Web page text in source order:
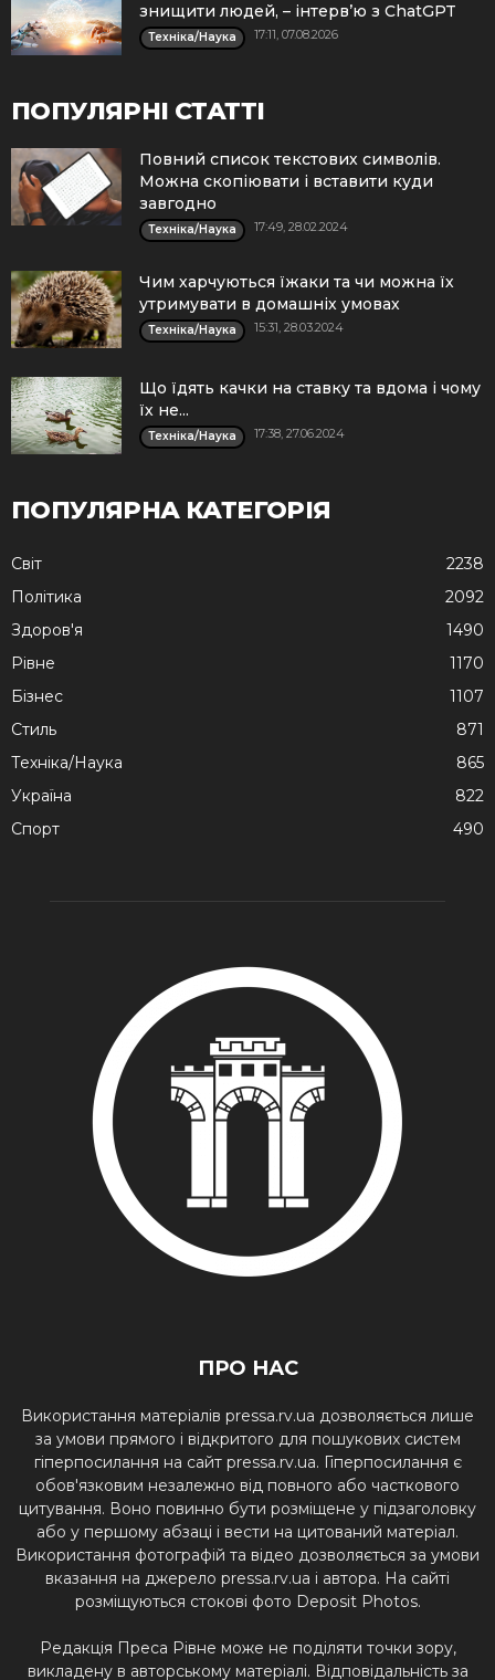
знищити людей, – інтерв’ю з ChatGPT
Техніка/Наука 17:11, 07.08.2026
ПОПУЛЯРНІ СТАТТІ
Повний список текстових символів.
Можна скопіювати і вставити куди
завгодно
Техніка/Наука 17:49, 28.02.2024
Чим харчуються їжаки та чи можна їх
утримувати в домашніх умовах
Техніка/Наука 15:31, 28.03.2024
Що їдять качки на ставку та вдома і чому
їх не...
Техніка/Наука 17:38, 27.06.2024
ПОПУЛЯРНА КАТЕГОРІЯ
Cвіт
2238
Політика
2092
Здоров'я
1490
Рівне
1170
Бізнес
1107
Стиль
871
Техніка/Наука
865
Україна
822
Спорт
490
ПРО НАС
Використання матеріалів pressa.rv.ua дозволяється лише
за умови прямого і відкритого для пошукових систем
гіперпосилання на сайт pressa.rv.ua. Гіперпосилання є
обов'язковим незалежно від повного або часткового
цитування. Воно повинно бути розміщене у підзаголовку
або у першому абзаці і вести на цитований матеріал.
Використання фотографій та відео дозволяється за умови
вказання на джерело pressa.rv.ua і автора. На сайті
розміщуються стокові фото Deposit Photos.
Редакція Преса Рівне може не поділяти точки зору,
викладену в авторському матеріалі. Відповідальність за